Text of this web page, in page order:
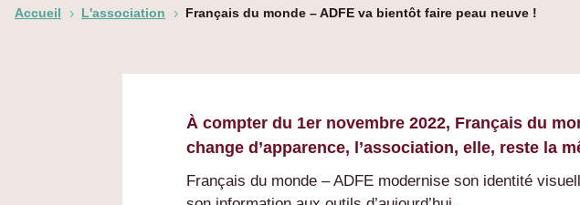
Accueil 5 L'association 5 Français du monde – ADFE va bientôt faire peau neuve !
À compter du 1er novembre 2022, Français du
change d’apparence, l’association, elle, reste la
Français du monde – ADFE modernise son identité